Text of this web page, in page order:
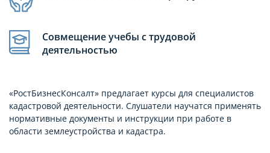
Совмещение учебы с трудовой
деятельностью
«РостБизнесКонсалт» предлагает курсы для специалистов
кадастровой деятельности. Слушатели научатся применять
нормативные документы и инструкции при работе в
области землеустройства и кадастра.